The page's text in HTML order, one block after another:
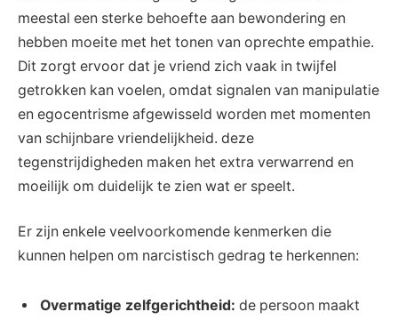
meestal een sterke behoefte aan ⁢bewondering⁣ en
hebben​ moeite ‌met het tonen van oprechte empathie.
Dit⁤ zorgt ⁣ervoor dat‌ je​ vriend zich vaak in twijfel
getrokken ‌kan voelen, omdat signalen van manipulatie​
en egocentrisme ‌afgewisseld​ worden met ‌momenten
van schijnbare vriendelijkheid. deze
tegenstrijdigheden maken het ‍extra‍ verwarrend en
moeilijk om‍ duidelijk ⁣te zien wat⁣ er speelt.
Er ‍zijn enkele veelvoorkomende kenmerken die
kunnen ​helpen om narcistisch gedrag te herkennen:
Overmatige zelfgerichtheid: ‌de persoon ​maakt